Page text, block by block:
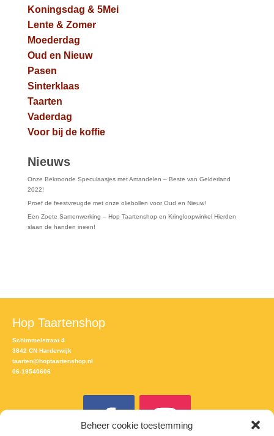
Beheer cookie toestemming
Koningsdag & 5Mei
Lente & Zomer
Moederdag
Oud en Nieuw
Pasen
Sinterklaas
Taarten
Vaderdag
Voor bij de koffie
Nieuws
Onze Bekroonde Speculaasjes met Amandelen – Beste van Gelderland
2022!
Proef de feestvreugde met onze oliebollen voor Oud en Nieuw!
Een Zoete Samenwerking – Hop Taartenshop en Kringloopwinkel Hierden
slaan de handen ineen!
Hop Taartenshop
Schimmelstraat 4
3842 CN Harderwijk
taarten@hoptaartenshop.nl
06-19540606